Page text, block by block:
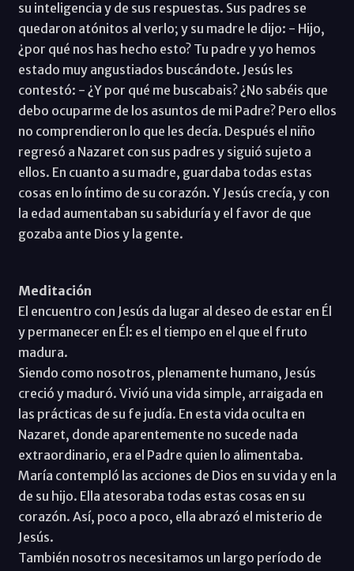
su inteligencia y de sus respuestas. Sus padres se
quedaron atónitos al verlo; y su madre le dijo: - Hijo,
¿por qué nos has hecho esto? Tu padre y yo hemos
estado muy angustiados buscándote. Jesús les
contestó: - ¿Y por qué me buscabais? ¿No sabéis que
debo ocuparme de los asuntos de mi Padre? Pero ellos
no comprendieron lo que les decía. Después el niño
regresó a Nazaret con sus padres y siguió sujeto a
ellos. En cuanto a su madre, guardaba todas estas
cosas en lo íntimo de su corazón. Y Jesús crecía, y con
la edad aumentaban su sabiduría y el favor de que
gozaba ante Dios y la gente.
Meditación
El encuentro con Jesús da lugar al deseo de estar en Él
y permanecer en Él: es el tiempo en el que el fruto
madura.
Siendo como nosotros, plenamente humano, Jesús
creció y maduró. Vivió una vida simple, arraigada en
las prácticas de su fe judía. En esta vida oculta en
Nazaret, donde aparentemente no sucede nada
extraordinario, era el Padre quien lo alimentaba.
María contempló las acciones de Dios en su vida y en la
de su hijo. Ella atesoraba todas estas cosas en su
corazón. Así, poco a poco, ella abrazó el misterio de
Jesús.
También nosotros necesitamos un largo período de